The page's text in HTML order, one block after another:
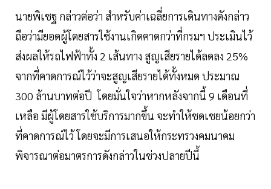
นายพิเชฐ กล่าวต่อว่า สำหรับค่าเฉลี่ยการเดินทางดังกล่าว
ถือว่ามียอดผู้โดยสารใช้งานเกิดคาดกว่าที่กรมฯ ประเมินไว้
ส่งผลให้รถไฟฟ้าทั้ง 2 เส้นทาง สูญเสียรายได้ลดลง 25%
จากที่คาดการณ์ไว้ว่าจะสูญเสียรายได้ทั้งหมด ประมาณ
300 ล้านบาทต่อปี โดยมั่นใจว่าหากหลังจากนี้ 9 เดือนที่
เหลือ มีผู้โดยสารใช้บริการมากขึ้น จะทำให้ชดเชยน้อยกว่า
ที่คาดการณ์ไว้ โดยจะมีการเสนอให้กระทรวงคมนาคม
พิจารณาต่อมาตรการดังกล่าวในช่วงปลายปีนี้